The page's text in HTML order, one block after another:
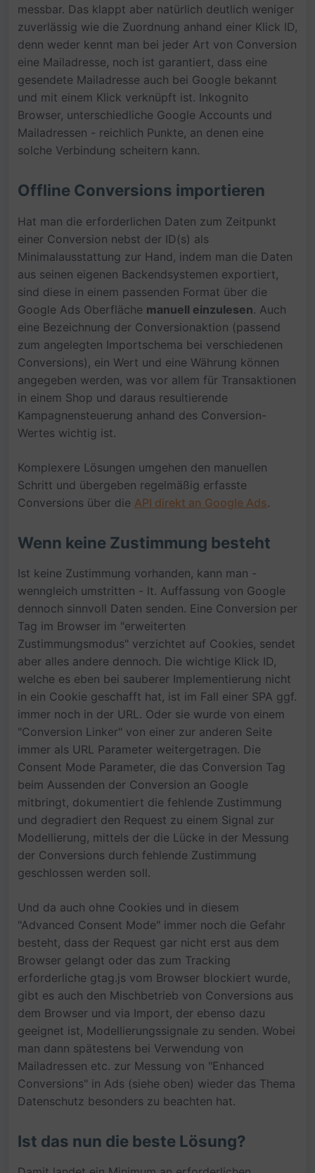
messbar. Das klappt aber natürlich deutlich weniger
zuverlässig wie die Zuordnung anhand einer Klick ID,
denn weder kennt man bei jeder Art von Conversion
eine Mailadresse, noch ist garantiert, dass eine
gesendete Mailadresse auch bei Google bekannt
und mit einem Klick verknüpft ist. Inkognito
Browser, unterschiedliche Google Accounts und
Mailadressen - reichlich Punkte, an denen eine
solche Verbindung scheitern kann.
Offline Conversions importieren
Hat man die erforderlichen Daten zum Zeitpunkt
einer Conversion nebst der ID(s) als
Minimalausstattung zur Hand, indem man die Daten
aus seinen eigenen Backendsystemen exportiert,
sind diese in einem passenden Format über die
Google Ads Oberfläche manuell einzulesen. Auch
eine Bezeichnung der Conversionaktion (passend
zum angelegten Importschema bei verschiedenen
Conversions), ein Wert und eine Währung können
angegeben werden, was vor allem für Transaktionen
in einem Shop und daraus resultierende
Kampagnensteuerung anhand des Conversion-
Wertes wichtig ist.
Komplexere Lösungen umgehen den manuellen
Schritt und übergeben regelmäßig erfasste
Conversions über die API direkt an Google Ads.
Wenn keine Zustimmung besteht
Ist keine Zustimmung vorhanden, kann man -
wenngleich umstritten - lt. Auffassung von Google
dennoch sinnvoll Daten senden. Eine Conversion per
Tag im Browser im "erweiterten
Zustimmungsmodus" verzichtet auf Cookies, sendet
aber alles andere dennoch. Die wichtige Klick ID,
welche es eben bei sauberer Implementierung nicht
in ein Cookie geschafft hat, ist im Fall einer SPA ggf.
immer noch in der URL. Oder sie wurde von einem
"Conversion Linker" von einer zur anderen Seite
immer als URL Parameter weitergetragen. Die
Consent Mode Parameter, die das Conversion Tag
beim Aussenden der Conversion an Google
mitbringt, dokumentiert die fehlende Zustimmung
und degradiert den Request zu einem Signal zur
Modellierung, mittels der die Lücke in der Messung
der Conversions durch fehlende Zustimmung
geschlossen werden soll.
Und da auch ohne Cookies und in diesem
"Advanced Consent Mode" immer noch die Gefahr
besteht, dass der Request gar nicht erst aus dem
Browser gelangt oder das zum Tracking
erforderliche gtag.js vom Browser blockiert wurde,
gibt es auch den Mischbetrieb von Conversions aus
dem Browser und via Import, der ebenso dazu
geeignet ist, Modellierungssignale zu senden. Wobei
man dann spätestens bei Verwendung von
Mailadressen etc. zur Messung von "Enhanced
Conversions" in Ads (siehe oben) wieder das Thema
Datenschutz besonders zu beachten hat.
Ist das nun die beste Lösung?